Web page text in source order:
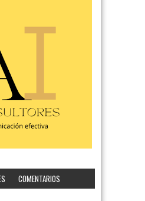
COMENTARIOS